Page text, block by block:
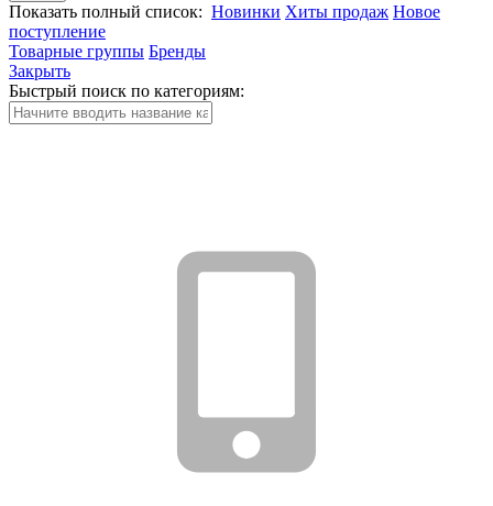
Показать полный список: Новинки Хиты продаж Новое
поступление
Товарные группы Бренды
Закрыть
Быстрый поиск по категориям: